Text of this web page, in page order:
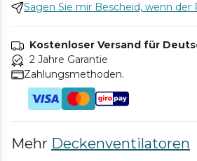
Sagen Sie mir Bescheid, wenn der
Kostenloser Versand für
2 Jahre Garantie
Zahlungsmethoden.
Mehr Deckenventilatoren